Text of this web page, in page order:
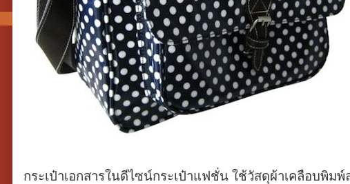
กระเป๋าเอกสารในดีไซน์กระเป๋าแฟชั่น ใช้วัสดุผ้าเคลือบพิม